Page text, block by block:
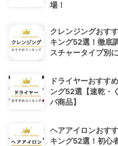
場！
クレンジングおす
キング52選！徹底
スチャータイプ別
ドライヤーおすす
ング52選【速乾・
パ商品】
ヘアアイロンおす
キング52選！初心